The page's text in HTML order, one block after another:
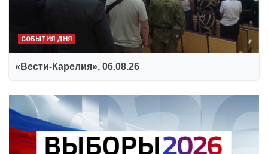
СОБЫТИЯ ДНЯ
«Вести-Карелия». 06.08.26